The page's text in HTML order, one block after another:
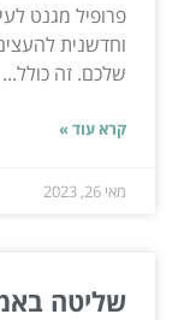
פרופיל מגנט
וחדשנית
שלכם. זה כולל...
קרא עוד »
מאי 26, 2023
שליטה